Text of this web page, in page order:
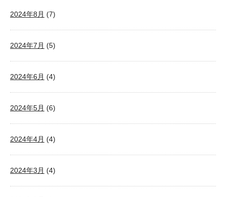
2024年8月 (7)
2024年7月 (5)
2024年6月 (4)
2024年5月 (6)
2024年4月 (4)
2024年3月 (4)